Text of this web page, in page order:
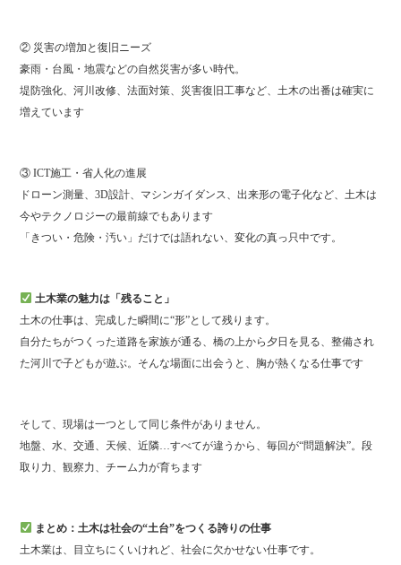
② 災害の増加と復旧ニーズ
豪雨・台風・地震などの自然災害が多い時代。
堤防強化、河川改修、法面対策、災害復旧工事など、土木の出番は確実に
増えています
③ ICT施工・省人化の進展
ドローン測量、3D設計、マシンガイダンス、出来形の電子化など、土木は
今やテクノロジーの最前線でもあります
「きつい・危険・汚い」だけでは語れない、変化の真っ只中です。
土木業の魅力は「残ること」
土木の仕事は、完成した瞬間に“形”として残ります。
自分たちがつくった道路を家族が通る、橋の上から夕日を見る、整備され
た河川で子どもが遊ぶ。そんな場面に出会うと、胸が熱くなる仕事です
そして、現場は一つとして同じ条件がありません。
地盤、水、交通、天候、近隣…すべてが違うから、毎回が“問題解決”。段
取り力、観察力、チーム力が育ちます
まとめ：土木は社会の“土台”をつくる誇りの仕事
土木業は、目立ちにくいけれど、社会に欠かせない仕事です。